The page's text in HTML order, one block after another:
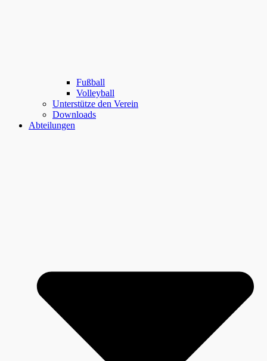
Fußball
Volleyball
Unterstütze den Verein
Downloads
Abteilungen